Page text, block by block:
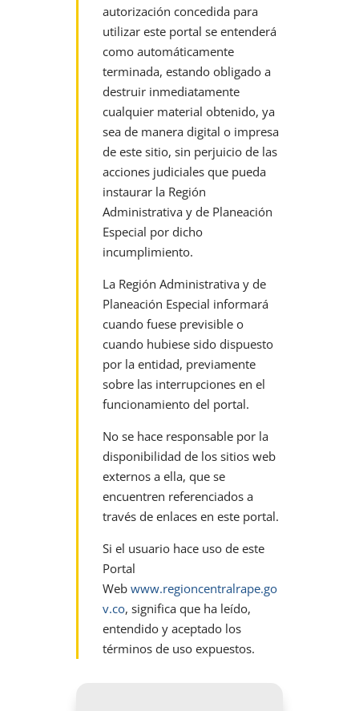
autorización concedida para
utilizar este portal se entenderá
como automáticamente
terminada, estando obligado a
destruir inmediatamente
cualquier material obtenido, ya
sea de manera digital o impresa
de este sitio, sin perjuicio de las
acciones judiciales que pueda
instaurar la Región
Administrativa y de Planeación
Especial por dicho
incumplimiento.
La Región Administrativa y de
Planeación Especial informará
cuando fuese previsible o
cuando hubiese sido dispuesto
por la entidad, previamente
sobre las interrupciones en el
funcionamiento del portal.
No se hace responsable por la
disponibilidad de los sitios web
externos a ella, que se
encuentren referenciados a
través de enlaces en este portal.
Si el usuario hace uso de este
Portal
Web www.regioncentralrape.go
v.co, significa que ha leído,
entendido y aceptado los
términos de uso expuestos.